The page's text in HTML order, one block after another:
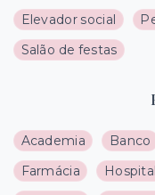
Elevador social
Salão de festas
Academia Banco
Farmácia
Hospital